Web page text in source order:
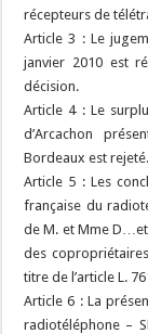
récepteurs de
Article 3 : Le
janvier 2010 est
décision.
Article 4 : Le
d’Arcachon
Bordeaux est rejeté.
Article 5 : Les
française du
de M. et Mme
des
titre de l’article L.
Article 6 : La
radiotéléphone –